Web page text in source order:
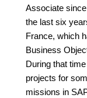
Associate
the last six
France, which
Business
During that
projects for
missions in